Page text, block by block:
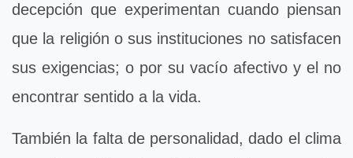
decepción que experimentan cuando piensan
que la religión o sus instituciones no satisfacen
sus exigencias; o por su vacío afectivo y el no
encontrar sentido a la vida.
También la falta de personalidad, dado el clima